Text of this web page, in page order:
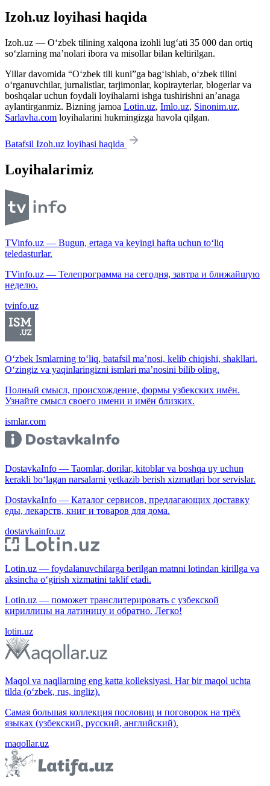
Izoh.uz loyihasi haqida
Izoh.uz — O‘zbek tilining xalqona izohli lug‘ati 35 000 dan ortiq
so‘zlarning ma’nolari ibora va misollar bilan keltirilgan.
Yillar davomida “O‘zbek tili kuni”ga bag‘ishlab, o‘zbek tilini
o‘rganuvchilar, jurnalistlar, tarjimonlar, kopirayterlar, blogerlar va
boshqalar uchun foydali loyihalarni ishga tushirishni an’anaga
aylantirganmiz. Bizning jamoa Lotin.uz, Imlo.uz, Sinonim.uz,
Sarlavha.com loyihalarini hukmingizga havola qilgan.
Batafsil Izoh.uz loyihasi haqida
Loyihalarimiz
TVinfo.uz — Bugun, ertaga va keyingi hafta uchun to‘liq
teledasturlar.
TVinfo.uz — Телепрограмма на сегодня, завтра и ближайшую
неделю.
tvinfo.uz
O‘zbek Ismlarning to‘liq, batafsil ma’nosi, kelib chiqishi, shakllari.
O‘zingiz va yaqinlaringizni ismlari ma’nosini bilib oling.
Полный смысл, происхождение, формы узбекских имён.
Узнайте смысл своего имени и имён близких.
ismlar.com
DostavkaInfo — Taomlar, dorilar, kitoblar va boshqa uy uchun
kerakli bo‘lagan narsalarni yetkazib berish xizmatlari bor servislar.
DostavkaInfo — Каталог сервисов, предлагающих доставку
еды, лекарств, книг и товаров для дома.
dostavkainfo.uz
Lotin.uz — foydalanuvchilarga berilgan matnni lotindan kirillga va
aksincha o‘girish xizmatini taklif etadi.
Lotin.uz — поможет транслитерировать с узбекской
кириллицы на латиницу и обратно. Легко!
lotin.uz
Maqol va naqllarning eng katta kolleksiyasi. Har bir maqol uchta
tilda (o‘zbek, rus, ingliz).
Самая большая коллекция пословиц и поговорок на трёх
языках (узбекский, русский, английский).
maqollar.uz